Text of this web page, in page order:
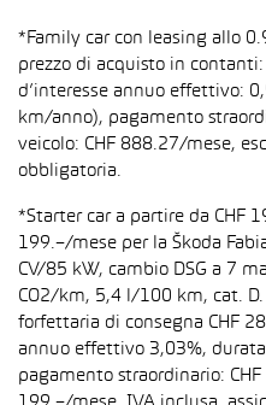
*Family car con leasing allo
prezzo di acquisto in contanti:
d’interesse annuo effettivo:
km/anno), pagamento
veicolo: CHF 888.27/mese,
obbligatoria.
*Starter car a partire da CHF
199.–/mese per la Škoda
CV/85 kW, cambio DSG a 7
CO2/km, 5,4 l/100 km, cat.
forfettaria di consegna CHF
annuo effettivo 3,03%,
pagamento straordinario: